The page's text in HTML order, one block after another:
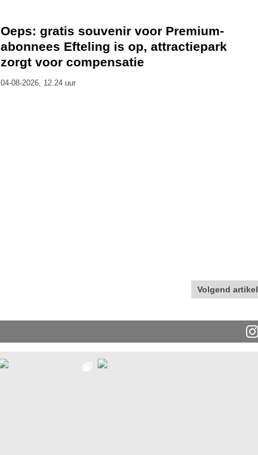
Oeps: gratis souvenir voor Premium-
abonnees Efteling is op, attractiepark
zorgt voor compensatie
04-08-2026, 12.24 uur
Volgend artikel